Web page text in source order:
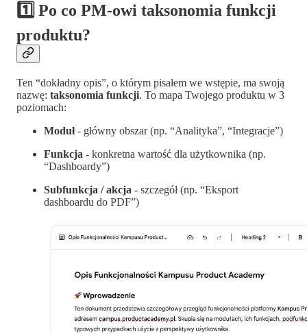
1️⃣ Po co PM-owi taksonomia funkcji
produktu?
Ten “dokładny opis”, o którym pisałem we wstępie, ma swoją
nazwę: taksonomia funkcji. To mapa Twojego produktu w 3
poziomach:
Moduł- główny obszar (np. “Analityka”, “Integracje”)
Funkcja - konkretna wartość dla użytkownika (np.
“Dashboardy”)
Subfunkcja / akcja - szczegół (np. “Eksport
dashboardu do PDF”)